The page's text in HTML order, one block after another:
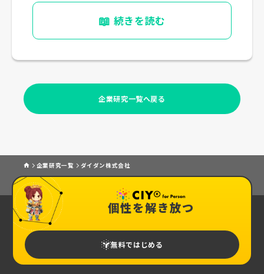
📖 続きを読む
企業研究一覧へ戻る
企業研究一覧 ダイダン株式会社
個性を解き放つ
無料ではじめる